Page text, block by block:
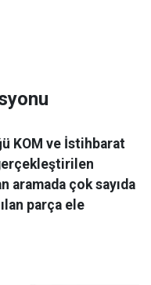
KOM ve İstihbarat
aramada çok sayıda
parça ele